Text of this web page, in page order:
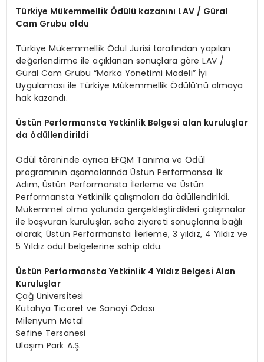
Türkiye Mükemmellik Ödülü kazanını LAV / Güral
Cam Grubu oldu
Türkiye Mükemmellik Ödül Jürisi tarafından yapılan
değerlendirme ile açıklanan sonuçlara göre LAV /
Güral Cam Grubu “Marka Yönetimi Modeli” İyi
Uygulaması ile Türkiye Mükemmellik Ödülü’nü almaya
hak kazandı.
Üstün Performansta Yetkinlik Belgesi alan kuruluşlar
da ödüllendirildi
Ödül töreninde ayrıca EFQM Tanıma ve Ödül
programının aşamalarında Üstün Performansa İlk
Adım, Üstün Performansta İlerleme ve Üstün
Performansta Yetkinlik çalışmaları da ödüllendirildi.
Mükemmel olma yolunda gerçekleştirdikleri çalışmalar
ile başvuran kuruluşlar, saha ziyareti sonuçlarına bağlı
olarak; Üstün Performansta İlerleme, 3 yıldız, 4 Yıldız ve
5 Yıldız ödül belgelerine sahip oldu.
Üstün Performansta Yetkinlik 4 Yıldız Belgesi Alan
Kuruluşlar
Çağ Üniversitesi
Kütahya Ticaret ve Sanayi Odası
Milenyum Metal
Sefine Tersanesi
Ulaşım Park A.Ş.